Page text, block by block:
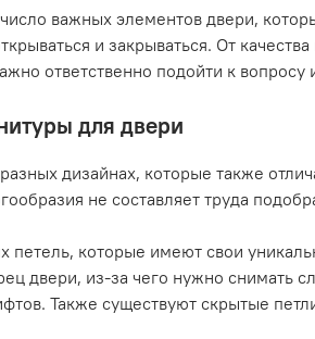
важных элементов двери,
и закрываться. От
ответственно подойти к вопросу
для двери
дизайнах, которые также
не составляет труда
петель, которые имеют свои
двери, из-за чего нужно снимать
Также существуют скрытые